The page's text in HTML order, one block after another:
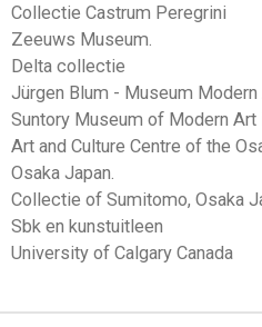
Collectie Castrum Peregrini
Zeeuws Museum.
Delta collectie
Jürgen Blum - Museum
Suntory Museum of Modern Art
Art and Culture Centre of the
Osaka Japan.
Collectie of Sumitomo, Osaka
Sbk en kunstuitleen
University of Calgary Canada